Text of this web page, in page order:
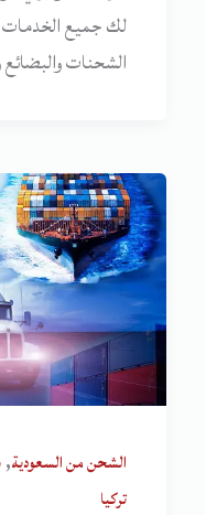
لك جميع
الشحنات
الشحن من السعودية,
تركيا